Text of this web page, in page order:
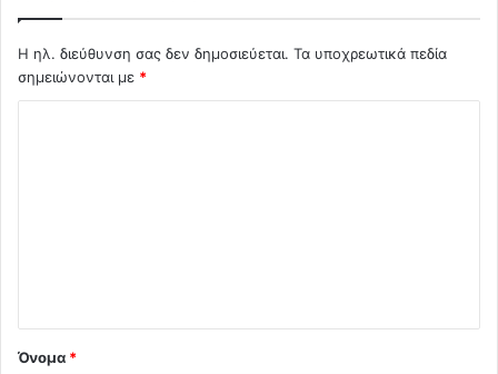
Η ηλ. διεύθυνση σας δεν δημοσιεύεται. Τα υποχρεωτικά πεδία
σημειώνονται με *
Όνομα *